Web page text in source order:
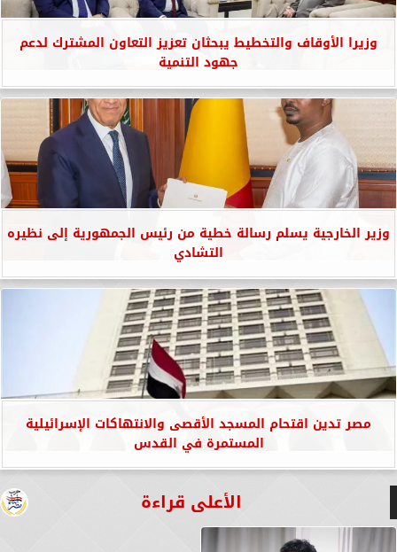
وزيرا الأوقاف والتخطيط يبحثان تعزيز التعاون المشترك لدعم
جهود التنمية
وزير الخارجية يسلم رسالة خطية من رئيس الجمهورية إلى نظيره
التشادي
مصر تدين اقتحام المسجد الأقصى والانتهاكات الإسرائيلية
المستمرة في القدس
الأعلى قراءة